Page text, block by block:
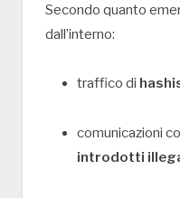
Secondo quanto
dall’interno:
traffico di
comunicazioni
introdotti